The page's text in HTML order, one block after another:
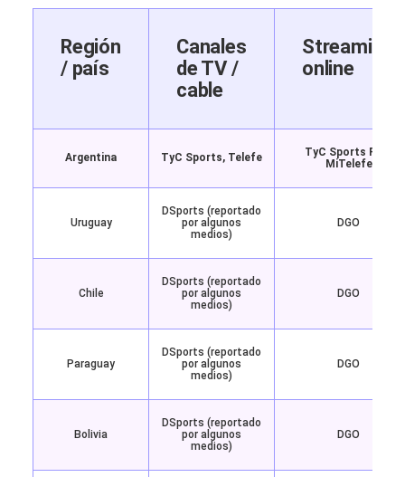
Región
/ país
Canales
de TV /
cable
Streaming
online
Argentina TyC Sports, Telefe
TyC Sports Play,
MiTelefe
Uruguay
DSports (reportado
por algunos
medios)
DGO
Chile
DSports (reportado
por algunos
medios)
DGO
Paraguay
DSports (reportado
por algunos
medios)
DGO
Bolivia
DSports (reportado
por algunos
medios)
DGO